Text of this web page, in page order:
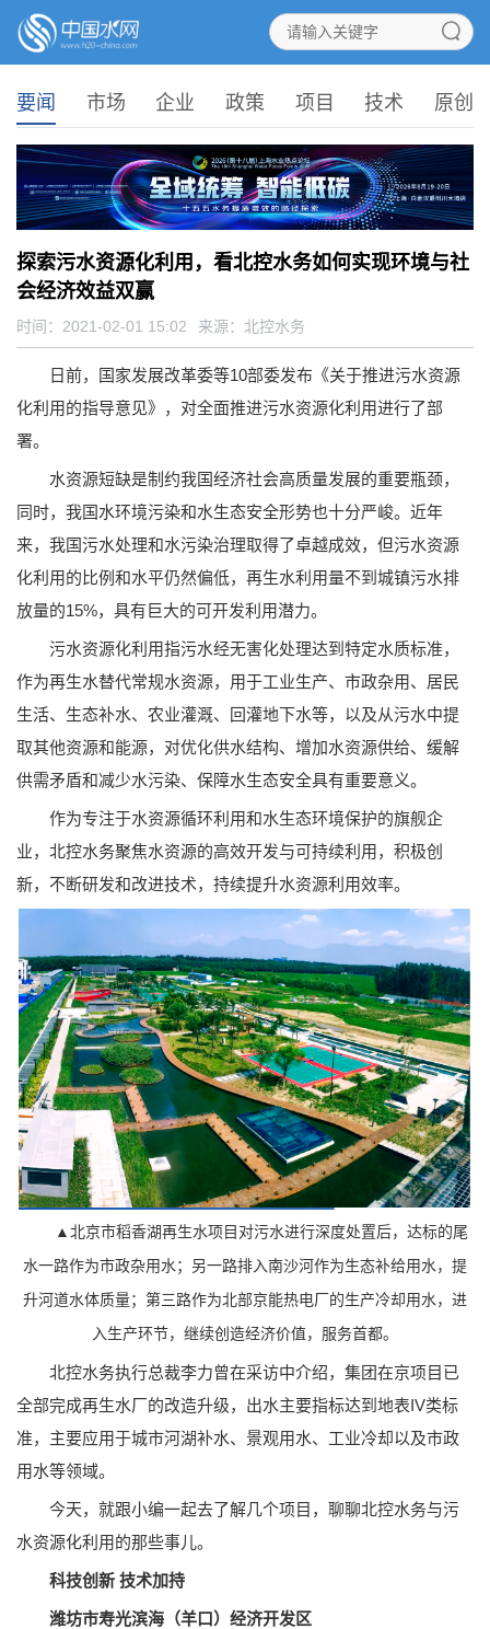
要闻 市场 企业 政策 项目 技术 原创
探索污水资源化利用，看北控水务如何实现环境与社
会经济效益双赢
时间：2021-02-01 15:02 来源： 北控水务
日前，国家发展改革委等10部委发布《关于推进污水资源
化利用的指导意见》，对全面推进污水资源化利用进行了部
署。
水资源短缺是制约我国经济社会高质量发展的重要瓶颈，
同时，我国水环境污染和水生态安全形势也十分严峻。近年
来，我国污水处理和水污染治理取得了卓越成效，但污水资源
化利用的比例和水平仍然偏低，再生水利用量不到城镇污水排
放量的15%，具有巨大的可开发利用潜力。
污水资源化利用指污水经无害化处理达到特定水质标准，
作为再生水替代常规水资源，用于工业生产、市政杂用、居民
生活、生态补水、农业灌溉、回灌地下水等，以及从污水中提
取其他资源和能源，对优化供水结构、增加水资源供给、缓解
供需矛盾和减少水污染、保障水生态安全具有重要意义。
作为专注于水资源循环利用和水生态环境保护的旗舰企
业，北控水务聚焦水资源的高效开发与可持续利用，积极创
新，不断研发和改进技术，持续提升水资源利用效率。
▲北京市稻香湖再生水项目对污水进行深度处置后，达标的尾
水一路作为市政杂用水；另一路排入南沙河作为生态补给用水，提
升河道水体质量；第三路作为北部京能热电厂的生产冷却用水，进
入生产环节，继续创造经济价值，服务首都。
北控水务执行总裁李力曾在采访中介绍，集团在京项目已
全部完成再生水厂的改造升级，出水主要指标达到地表IV类标
准，主要应用于城市河湖补水、景观用水、工业冷却以及市政
用水等领域。
今天，就跟小编一起去了解几个项目，聊聊北控水务与污
水资源化利用的那些事儿。
科技创新 技术加持
潍坊市寿光滨海（羊口）经济开发区